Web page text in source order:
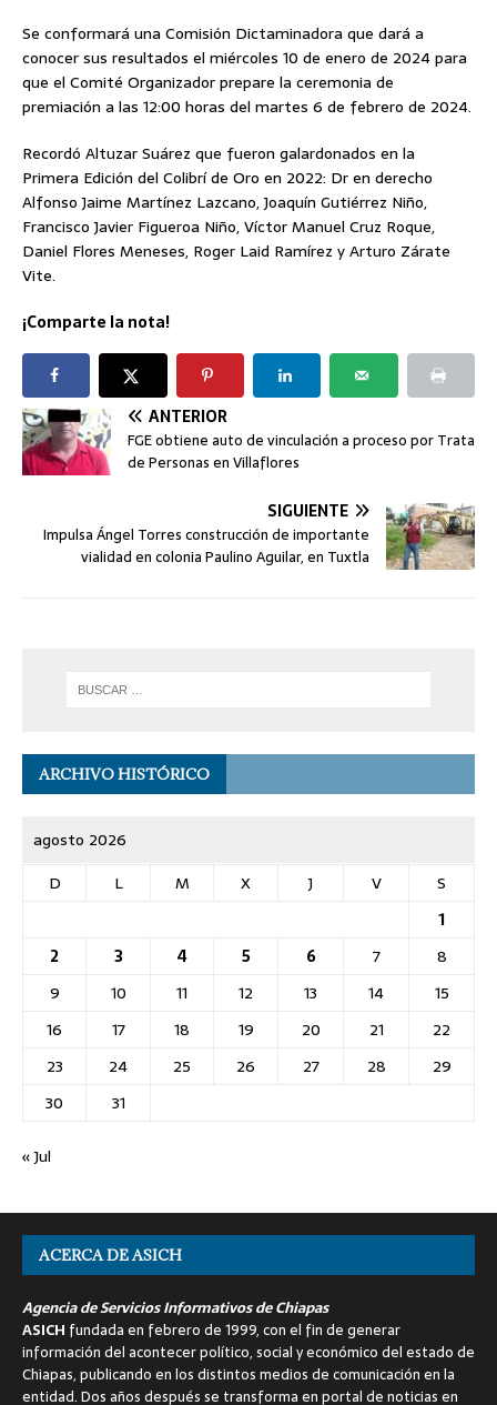
Se conformará una Comisión Dictaminadora que dará a
conocer sus resultados el miércoles 10 de enero de 2024 para
que el Comité Organizador prepare la ceremonia de
premiación a las 12:00 horas del martes 6 de febrero de 2024.
Recordó Altuzar Suárez que fueron galardonados en la
Primera Edición del Colibrí de Oro en 2022: Dr en derecho
Alfonso Jaime Martínez Lazcano, Joaquín Gutiérrez Niño,
Francisco Javier Figueroa Niño, Víctor Manuel Cruz Roque,
Daniel Flores Meneses, Roger Laid Ramírez y Arturo Zárate
Vite.
¡Comparte la nota!
ANTERIOR
FGE obtiene auto de vinculación a proceso por Trata
de Personas en Villaflores
SIGUIENTE
Impulsa Ángel Torres construcción de importante
vialidad en colonia Paulino Aguilar, en Tuxtla
ARCHIVO HISTÓRICO
agosto 2026
D
L M X J V
S
1
2
3 4 5 6 7
8
9
10 11 12 13 14
15
16
17 18 19 20 21
22
23
24 25 26 27 28
29
30
31
« Jul
ACERCA DE ASICH
Agencia de Servicios Informativos de Chiapas
ASICH fundada en febrero de 1999, con el fin de generar
información del acontecer político, social y económico del estado de
Chiapas, publicando en los distintos medios de comunicación en la
entidad. Dos años después se transforma en portal de noticias en